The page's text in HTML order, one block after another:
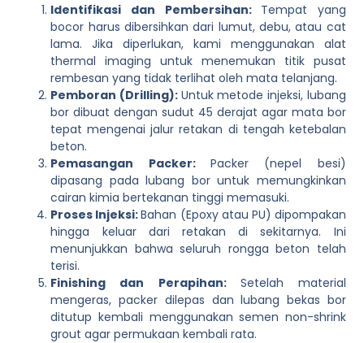
Identifikasi dan Pembersihan: Tempat yang
bocor harus dibersihkan dari lumut, debu, atau cat
lama. Jika diperlukan, kami menggunakan alat
thermal imaging untuk menemukan titik pusat
rembesan yang tidak terlihat oleh mata telanjang.
Pemboran (Drilling): Untuk metode injeksi, lubang
bor dibuat dengan sudut 45 derajat agar mata bor
tepat mengenai jalur retakan di tengah ketebalan
beton.
Pemasangan Packer: Packer (nepel besi)
dipasang pada lubang bor untuk memungkinkan
cairan kimia bertekanan tinggi memasuki.
Proses Injeksi:Bahan (Epoxy atau PU) dipompakan
hingga keluar dari retakan di sekitarnya. Ini
menunjukkan bahwa seluruh rongga beton telah
terisi.
Finishing dan Perapihan: Setelah material
mengeras, packer dilepas dan lubang bekas bor
ditutup kembali menggunakan semen non-shrink
grout agar permukaan kembali rata.